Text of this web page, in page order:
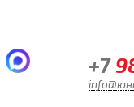
+7